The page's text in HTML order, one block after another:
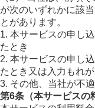
が次のいずれかに該
とがあります。
1. 本サービスの申し
たとき
2. 本サービスの申し
たとき又は入力もれ
3. その他、当社が不
第6条（本サービスの